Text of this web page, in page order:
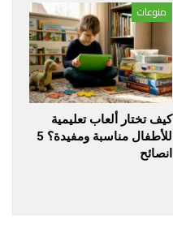
منوعات
كيف تختار ألعاب تعليمية
للأطفال مناسبة ومفيدة؟ 5
انصائح